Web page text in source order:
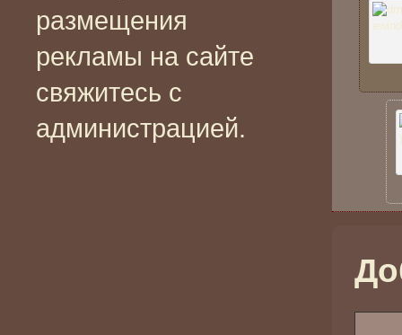
размещения
рекламы на сайте
свяжитесь с
администрацией.